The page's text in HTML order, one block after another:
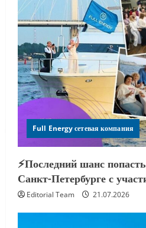
Full Energy сетевая компания
⚡️Последний шанс
Санкт-Петербурге с
Editorial Team 21.07.2026